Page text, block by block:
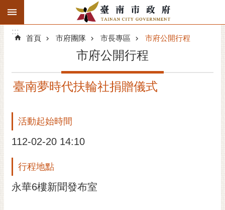
跳到主要內容區塊
搜
階
精彩府城
市府動態
市府團隊
主題服務
市政資訊
:::
:::
首頁 市府團隊 市長專區 市府公開行程
市府公開行程
臺南夢時代扶輪社捐贈儀式
活動起始時間
112-02-20 14:10
行程地點
永華6樓新聞發布室